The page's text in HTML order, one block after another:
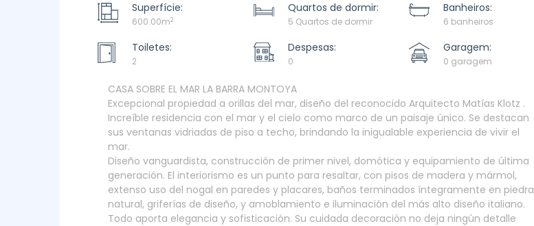
Superfície:
600.00m2
Quartos de dormir:
5 Quartos de dormir
Banheiros:
6 banheiros
Toiletes:
2
Despesas:
0
Garagem:
0 garagem
CASA SOBRE EL MAR LA BARRA MONTOYA
Excepcional propiedad a orillas del mar, diseño del reconocido Arquitecto Matías Klotz .
Increíble residencia con el mar y el cielo como marco de un paisaje único. Se destacan
sus ventanas vidriadas de piso a techo, brindando la inigualable experiencia de vivir el
mar.
Diseño vanguardista, construcción de primer nivel, domótica y equipamiento de última
generación. El interiorismo es un punto para resaltar, con pisos de madera y mármol,
extenso uso del nogal en paredes y placares, baños terminados íntegramente en piedra
natural, griferías de diseño, y amoblamiento e iluminación del más alto diseño italiano.
Todo aporta elegancia y sofisticación. Su cuidada decoración no deja ningún detalle